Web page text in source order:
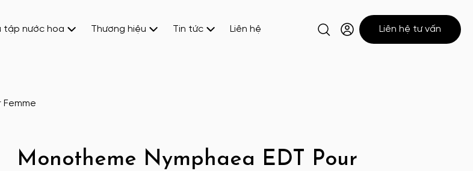
tập nước hoa Thương hiệu Tin tức Liên hệ Liên hệ tư vấn
Femme
Monotheme Nymphaea EDT Pour